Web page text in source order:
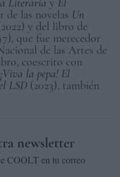
las novelas Un
y del libro de
que fue merecedor
de las Artes de
coescrito con
¡Viva la pepa! El
LSD (2023), también
newsletter
COOLT en tu correo